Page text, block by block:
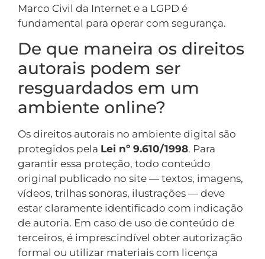
Marco Civil da Internet e a LGPD é
fundamental para operar com segurança.
De que maneira os direitos
autorais podem ser
resguardados em um
ambiente online?
Os direitos autorais no ambiente digital são
protegidos pela Lei nº 9.610/1998. Para
garantir essa proteção, todo conteúdo
original publicado no site — textos, imagens,
vídeos, trilhas sonoras, ilustrações — deve
estar claramente identificado com indicação
de autoria. Em caso de uso de conteúdo de
terceiros, é imprescindível obter autorização
formal ou utilizar materiais com licença